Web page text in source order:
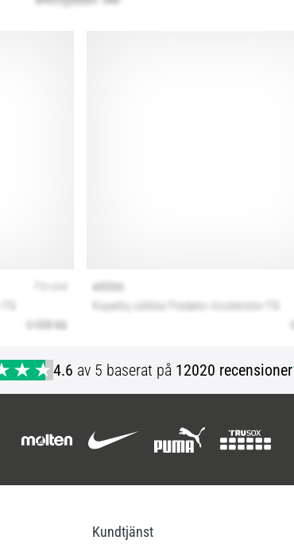
4.6 av 5 baserat på 12020 recensioner
Kundtjänst